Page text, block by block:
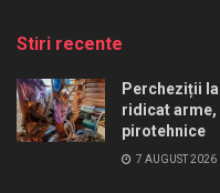
Stiri recente
Percheziții
ridicat
pirotehnice
7 AUGUST 2026